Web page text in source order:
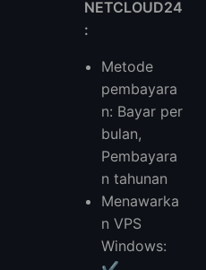
NETCLOUD24
:
Metode
pembayara
n: Bayar per
bulan,
Pembayara
n tahunan
Menawarka
n VPS
Windows: